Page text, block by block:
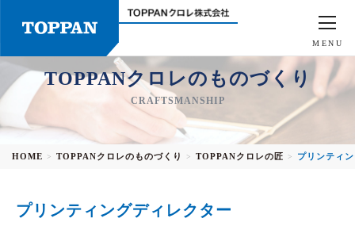
MENU
TOPPANクロレのものづくり
CRAFTSMANSHIP
HOME > TOPPANクロレのものづくり > TOPPANクロレの匠 > プリンティ
プリンティングディレクター